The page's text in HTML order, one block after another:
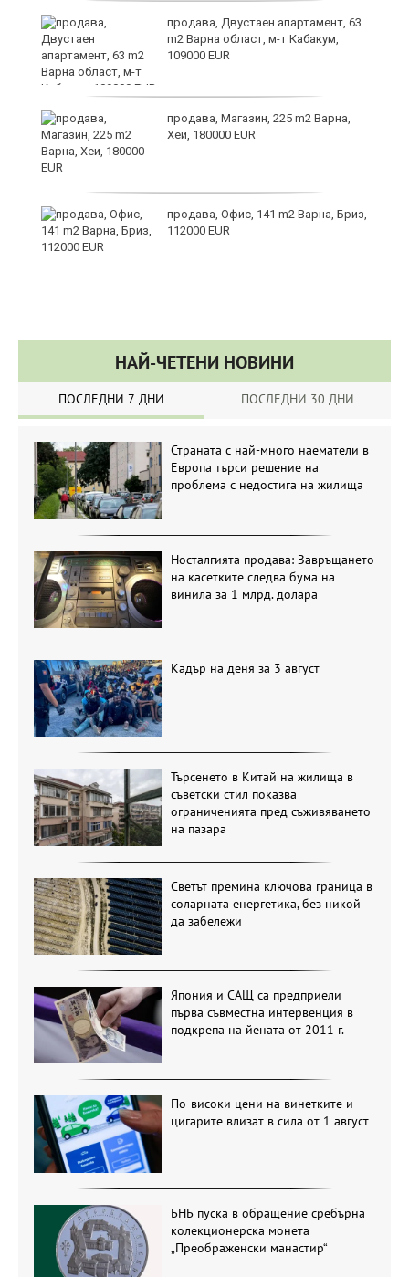
продава, Двустаен апартамент, 63
m2 Варна област, м-т Кабакум,
109000 EUR
продава, Магазин, 225 m2 Варна,
Хеи, 180000 EUR
продава, Офис, 141 m2 Варна, Бриз,
112000 EUR
НАЙ-ЧЕТЕНИ НОВИНИ
ПОСЛЕДНИ 7 ДНИ ПОСЛЕДНИ 30 ДНИ
Страната с най-много наематели в
Европа търси решение на
проблема с недостига на жилища
Носталгията продава: Завръщането
на касетките следва бума на
винила за 1 млрд. долара
Кадър на деня за 3 август
Търсенето в Китай на жилища в
съветски стил показва
ограниченията пред съживяването
на пазара
Светът премина ключова граница в
соларната енергетика, без никой
да забележи
Япония и САЩ са предприели
първа съвместна интервенция в
подкрепа на йената от 2011 г.
По-високи цени на винетките и
цигарите влизат в сила от 1 август
БНБ пуска в обращение сребърна
колекционерска монета
„Преображенски манастир“